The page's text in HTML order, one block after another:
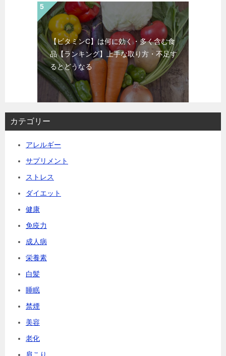
【ビタミンC】は何に効く・多く含む食
品【ランキング】上手な取り方・不足す
るとどうなる
カテゴリー
アレルギー
サプリメント
ストレス
ダイエット
健康
免疫力
成人病
栄養素
白髪
睡眠
禁煙
美容
老化
肩こり